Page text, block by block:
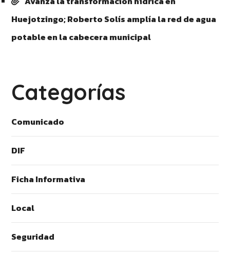
Huejotzingo; Roberto Solís amplía la red de agua
potable en la cabecera municipal
Categorías
Comunicado
DIF
Ficha Informativa
Local
Seguridad